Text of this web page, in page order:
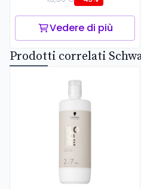
Vedere di più
Prodotti correlati